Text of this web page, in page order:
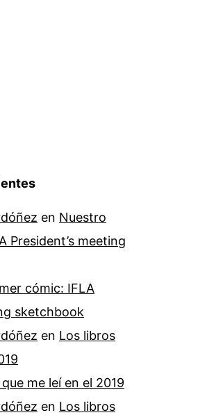
en Nuestro
President’s meeting
cómic: IFLA
sketchbook
en Los libros
me leí en el 2019
en Los libros